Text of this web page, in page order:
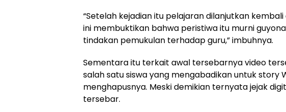
“Setelah kejadian itu pelajaran dilanjutkan
ini membuktikan bahwa peristiwa itu murni
tindakan pemukulan terhadap guru,” imbuhnya.
Sementara itu terkait awal tersebarnya video
salah satu siswa yang mengabadikan untuk story
menghapusnya. Meski demikian ternyata jejak
tersebar.